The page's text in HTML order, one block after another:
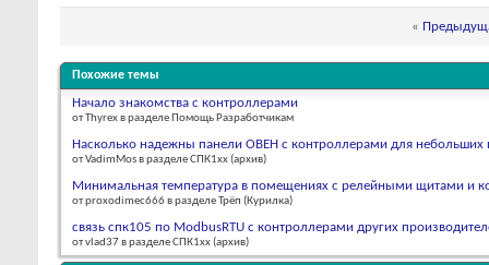
«
Похожие темы
Начало знакомства с контроллерами
от Thyrex в разделе Помощь Разработчикам
Насколько надежны панели ОВЕН с контроллерами для небольших
от VadimMos в разделе СПК1xx (архив)
Минимальная температура в помещениях с релейными щитами и
от proxodimec666 в разделе Трёп (Курилка)
связь спк105 по ModbusRTU с контроллерами других
от vlad37 в разделе СПК1xx (архив)